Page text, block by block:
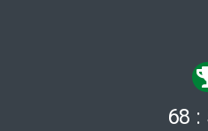
68 :